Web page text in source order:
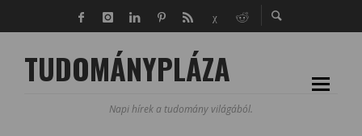
TUDOMÁNYPLÁZA
Napi hírek a tudomány világából.